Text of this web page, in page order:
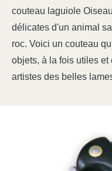
couteau laguiole
délicates d'un animal
roc. Voici un couteau
objets, à la fois utiles
artistes des belles